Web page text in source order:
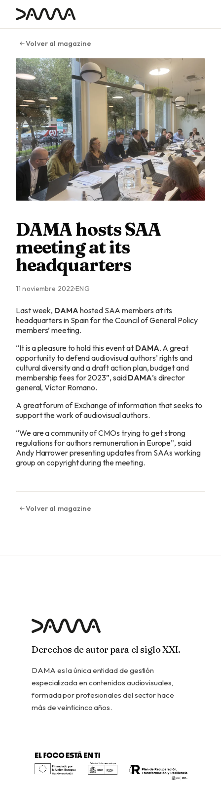
contenido
Volver al magazine
DAMA hosts SAA
meeting at its
headquarters
11 noviembre 2022ENG
Last week, DAMAhosted SAA members at its
headquarters in Spain for the Council of General Policy
members’ meeting.
“It is a pleasure to hold this event at DAMA. A great
opportunity to defend audiovisual authors’ rights and
cultural diversity and a draft action plan, budget and
membership fees for 2023”, saidDAMA’s director
general, Víctor Romano.
A great forum of Exchange of information that seeks to
support the work of audiovisual authors.
“We are a community of CMOs trying to get strong
regulations for authors remuneration in Europe”, said
Andy Harrower presenting updates from SAAs working
group on copyright during the meeting.
Volver al magazine
Derechos de autor para el siglo XXI.
DAMA es la única entidad de gestión
especializada en contenidos audiovisuales,
formada por profesionales del sector hace
más de veinticinco años.